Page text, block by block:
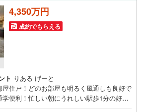
4,350万円
成約でもらえる
ト りある げーと
住戸！どのお部屋も明るく風通しも良好で
便利！忙しい朝にうれしい駅歩1分の好立